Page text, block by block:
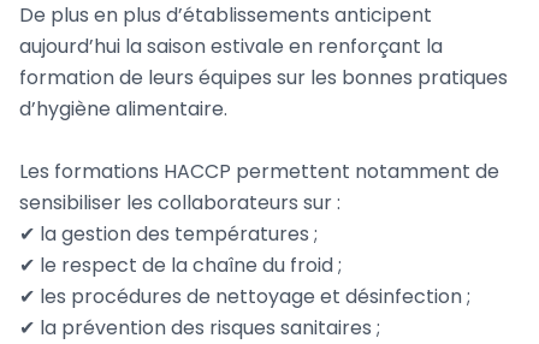
De plus en plus d’établissements anticipent
aujourd’hui la saison estivale en renforçant la
formation de leurs équipes sur les bonnes pratiques
d’hygiène alimentaire.
Les formations HACCP permettent notamment de
sensibiliser les collaborateurs sur :
✔ la gestion des températures ;
✔ le respect de la chaîne du froid ;
✔ les procédures de nettoyage et désinfection ;
✔ la prévention des risques sanitaires ;